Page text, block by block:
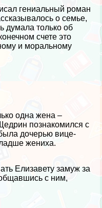
гениальный роман
о семье,
думала только об
счете это
и мopaльному
одна жена –
познакомился с
дочерью вице-
жениха.
Елизавету замуж за
с ним,